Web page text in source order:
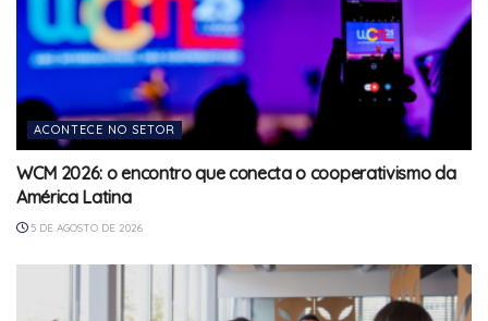
ACONTECE NO SETOR
WCM 2026: o encontro que conecta o cooperativismo da
América Latina
5 DE AGOSTO DE 2026